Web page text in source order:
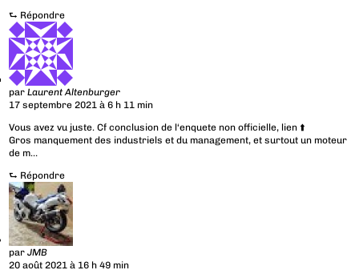
⮑ Répondre
parLaurent Altenburger
17 septembre 2021 à 6 h 11 min
Vous avez vu juste. Cf conclusion de l‘enquete non officielle, lien ⬆️
Gros manquement des industriels et du management, et surtout un moteur
de m…
⮑ Répondre
parJMB
20 août 2021 à 16 h 49 min